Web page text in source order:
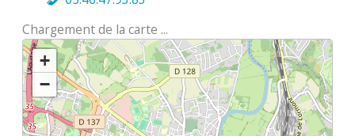
Chargement de la carte ...
+
−